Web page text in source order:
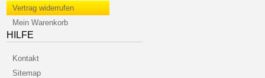
Vertrag widerrufen
Mein Warenkorb
HILFE
Kontakt
Sitemap